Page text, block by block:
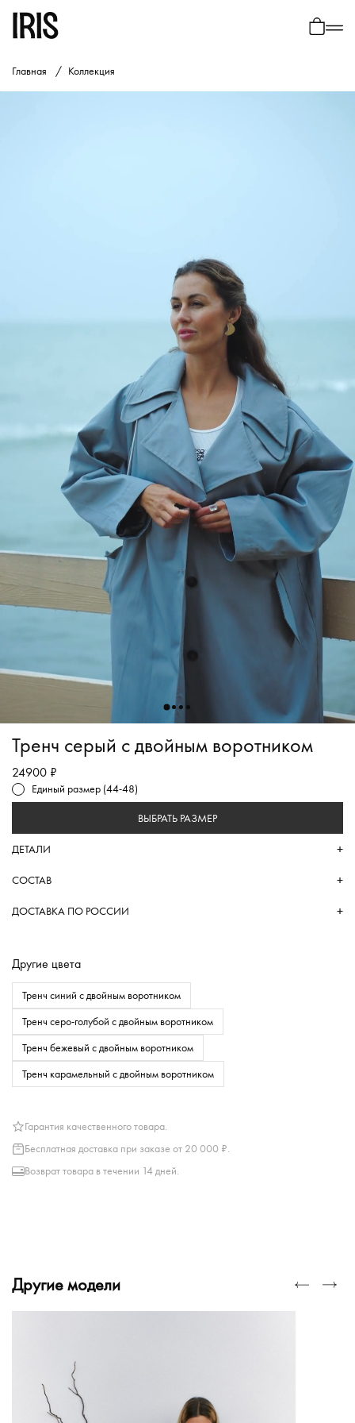
Главная Коллекция
Тренч серый с двойным воротником
24900 ₽
Единый размер (44-48)
ВЫБРАТЬ РАЗМЕР
ДЕТАЛИ
СОСТАВ
ДОСТАВКА ПО РОССИИ
Другие цвета
Тренч синий с двойным воротником
Тренч серо-голубой с двойным воротником
Тренч бежевый с двойным воротником
Тренч карамельный с двойным воротником
Гарантия качественного товара.
Бесплатная доставка при заказе от 20 000 ₽.
Возврат товара в течении 14 дней.